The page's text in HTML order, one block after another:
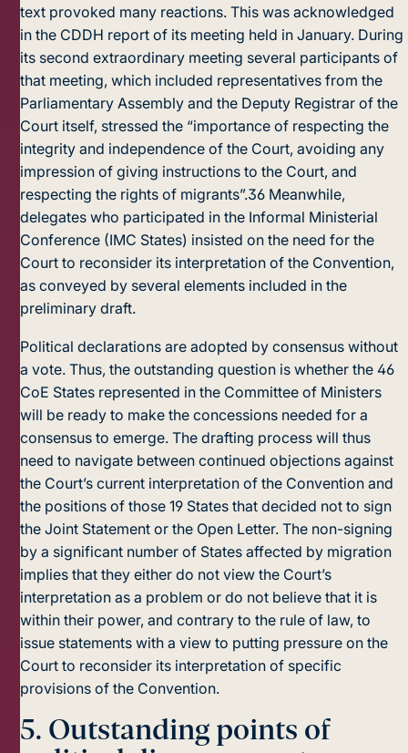
text provoked many reactions. This was acknowledged
in the CDDH report of its meeting held in January. During
its second extraordinary meeting several participants of
that meeting, which included representatives from the
Parliamentary Assembly and the Deputy Registrar of the
Court itself, stressed the “importance of respecting the
integrity and independence of the Court, avoiding any
impression of giving instructions to the Court, and
respecting the rights of migrants”.36 Meanwhile,
delegates who participated in the Informal Ministerial
Conference (IMC States) insisted on the need for the
Court to reconsider its interpretation of the Convention,
as conveyed by several elements included in the
preliminary draft.
Political declarations are adopted by consensus without
a vote. Thus, the outstanding question is whether the 46
CoE States represented in the Committee of Ministers
will be ready to make the concessions needed for a
consensus to emerge. The drafting process will thus
need to navigate between continued objections against
the Court’s current interpretation of the Convention and
the positions of those 19 States that decided not to sign
the Joint Statement or the Open Letter. The non-signing
by a significant number of States affected by migration
implies that they either do not view the Court’s
interpretation as a problem or do not believe that it is
within their power, and contrary to the rule of law, to
issue statements with a view to putting pressure on the
Court to reconsider its interpretation of specific
provisions of the Convention.
5. Outstanding points of